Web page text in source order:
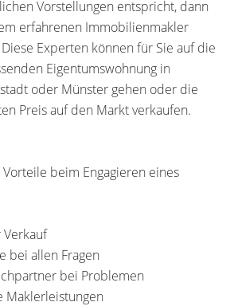
Vorstellungen entspricht, dann
erfahrenen Immobilienmakler
Experten können für Sie auf die
Eigentumswohnung in
oder Münster gehen oder die
Preis auf den Markt verkaufen.
beim Engagieren eines
bei allen Fragen
bei Problemen
Maklerleistungen